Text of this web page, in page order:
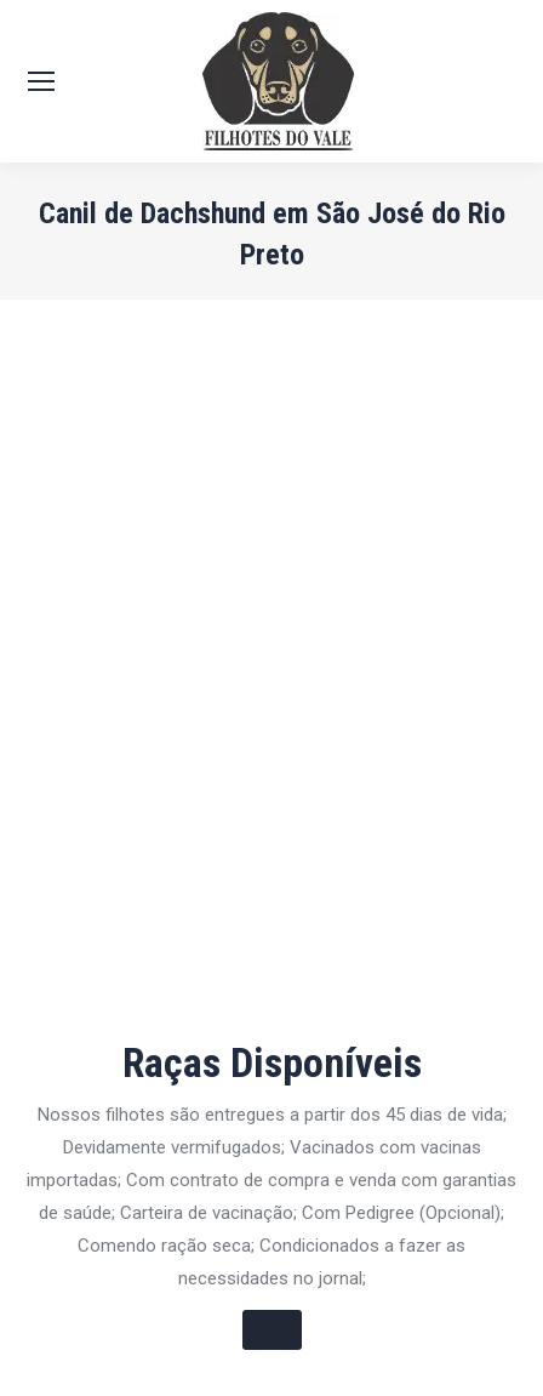
Canil de Dachshund em São José do Rio
Preto
Raças Disponíveis
Nossos filhotes são entregues a partir dos 45 dias de vida;
Devidamente vermifugados; Vacinados com vacinas
importadas; Com contrato de compra e venda com garantias
de saúde; Carteira de vacinação; Com Pedigree (Opcional);
Comendo ração seca; Condicionados a fazer as
necessidades no jornal;